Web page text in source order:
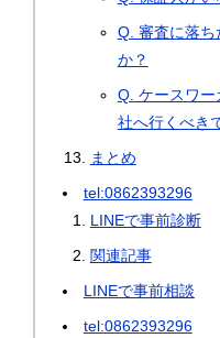
Q. 審査に落ち
か？
Q. ケースワ
社へ行くべき
まとめ
tel:0862393296
LINEで事前診断
関連記事
LINEで事前相談
tel:0862393296